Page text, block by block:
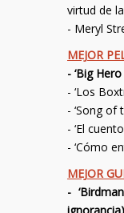
virtud de
- Meryl
MEJOR
- ‘Big Hero
- ‘Los
- ‘Song of
- ‘El
- ‘Cómo
MEJOR
- ‘